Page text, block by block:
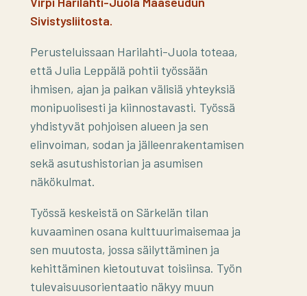
Sivistysliitosta.
Perusteluissaan Harilahti-Juola toteaa,
että Julia Leppälä pohtii työssään
ihmisen, ajan ja paikan välisiä yhteyksiä
monipuolisesti ja kiinnostavasti. Työssä
yhdistyvät pohjoisen alueen ja sen
elinvoiman, sodan ja jälleenrakentamisen
sekä asutushistorian ja asumisen
näkökulmat.
Työssä keskeistä on Särkelän tilan
kuvaaminen osana kulttuurimaisemaa ja
sen muutosta, jossa säilyttäminen ja
kehittäminen kietoutuvat toisiinsa. Työn
tulevaisuusorientaatio näkyy muun